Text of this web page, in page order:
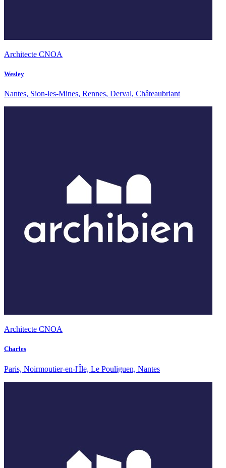
Architecte CNOA
Wesley
Nantes, Sion-les-Mines, Rennes, Derval, Châteaubriant
Architecte CNOA
Charles
Paris, Noirmoutier-en-l'Île, Le Pouliguen, Nantes